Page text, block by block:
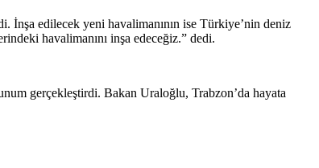
İnşa edilecek yeni havalimanının ise Türkiye’nin deniz
havalimanını inşa edeceğiz.” dedi.
gerçekleştirdi. Bakan Uraloğlu, Trabzon’da hayata